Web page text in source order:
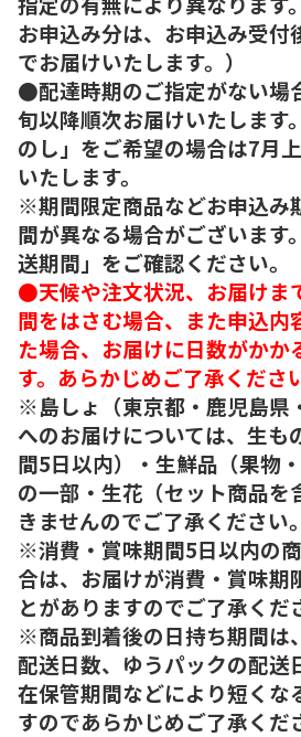
お申込み分は、お申込み受付
でお届けいたします。）
●配達時期のご指定がない場
旬以降順次お届けいたします
のし」をご希望の場合は7月
いたします。
※期間限定商品などお申込み
間が異なる場合がございます
送期間」をご確認ください。
●天候や注文状況、お届けま
間をはさむ場合、また申込内
た場合、お届けに日数がかか
す。あらかじめご了承くださ
※島しょ（東京都・鹿児島県
へのお届けについては、生も
間5日以内）・生鮮品（果物
の一部・生花（セット商品を
きませんのでご了承ください。
※消費・賞味期間5日以内の
合は、お届けが消費・賞味期
とがありますのでご了承くだ
※商品到着後の日持ち期間は
配送日数、ゆうパックの配送
在保管期間などにより短くな
すのであらかじめご了承くだ